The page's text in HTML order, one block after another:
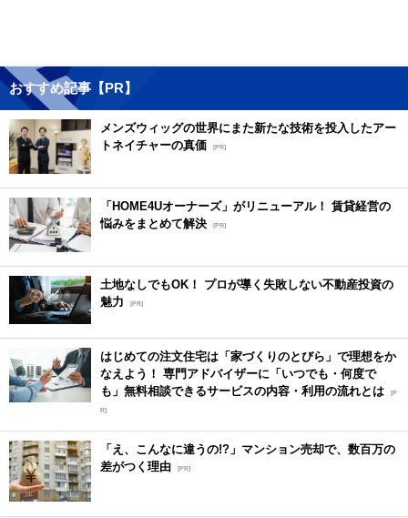
おすすめ記事【PR】
メンズウィッグの世界にまた新たな技術を投入したアー
トネイチャーの真価 [PR]
「HOME4Uオーナーズ」がリニューアル！ 賃貸経営の
悩みをまとめて解決 [PR]
土地なしでもOK！ プロが導く失敗しない不動産投資の
魅力
[PR]
はじめての注文住宅は「家づくりのとびら」で理想をか
なえよう！ 専門アドバイザーに「いつでも・何度で
も」無料相談できるサービスの内容・利用の流れとは [P
R]
「え、こんなに違うの!?」マンション売却で、数百万の
差がつく理由 [PR]